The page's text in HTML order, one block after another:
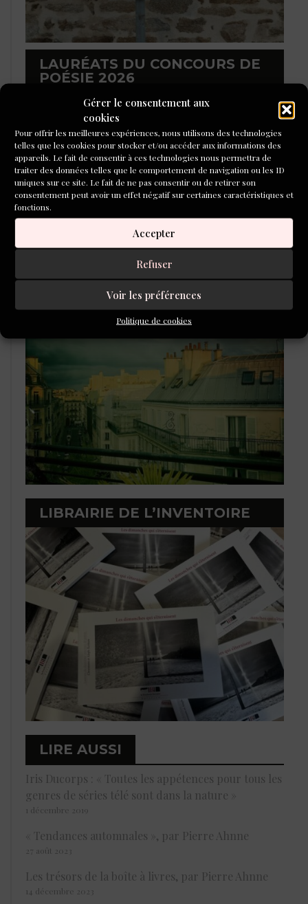
Gérer le consentement aux
cookies
Pour offrir les meilleures expériences, nous utilisons des technologies
telles que les cookies pour stocker et/ou accéder aux informations des
appareils. Le fait de consentir à ces technologies nous permettra de
traiter des données telles que le comportement de navigation ou les ID
uniques sur ce site. Le fait de ne pas consentir ou de retirer son
consentement peut avoir un effet négatif sur certaines caractéristiques et
fonctions.
Accepter
Refuser
Voir les préférences
Politique de cookies
LAURÉATS DU CONCOURS DE
POÉSIE 2026
L'ÉCOLE DU ROMAN D'ALEPH-
ÉCRITURE
LIBRAIRIE DE L’INVENTOIRE
LIRE AUSSI
Iris Ducorps : « Toutes les appétences pour tous les
genres de séries télé sont dans la nature »
1 décembre 2019
« Tendances automnales », par Pierre Ahnne
27 août 2023
Les trésors de la boîte à livres, par Pierre Ahnne
14 décembre 2023